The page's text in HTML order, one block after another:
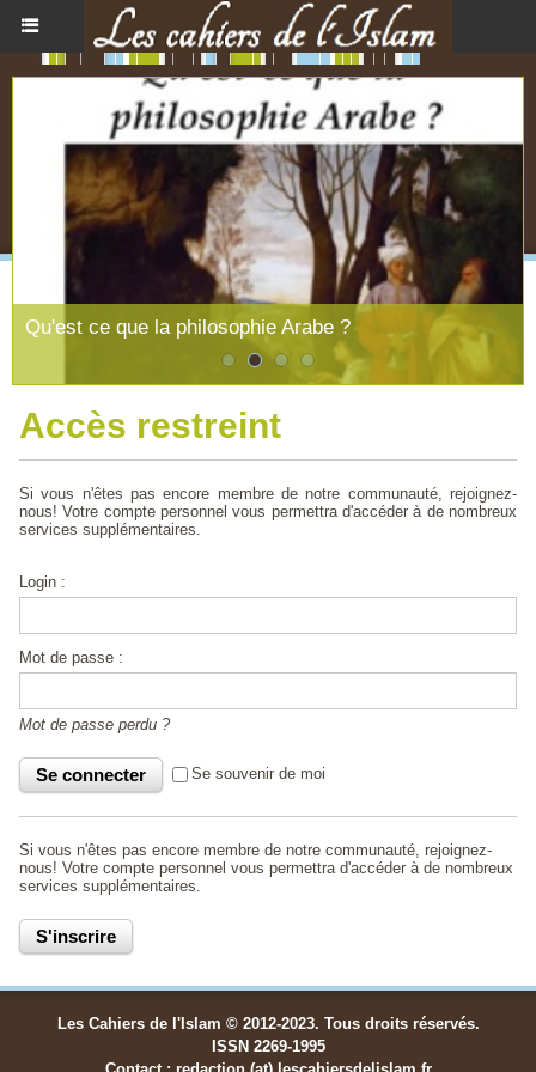
Qu'est ce que la philosophie Arabe ?
Accès restreint
Si vous n'êtes pas encore membre de notre communauté, rejoignez-
nous! Votre compte personnel vous permettra d'accéder à de nombreux
services supplémentaires.
Login :
Mot de passe :
Mot de passe perdu ?
Se souvenir de moi
Si vous n'êtes pas encore membre de notre communauté, rejoignez-
nous! Votre compte personnel vous permettra d'accéder à de nombreux
services supplémentaires.
Les Cahiers de l'Islam © 2012-2023. Tous droits réservés.
ISSN 2269-1995